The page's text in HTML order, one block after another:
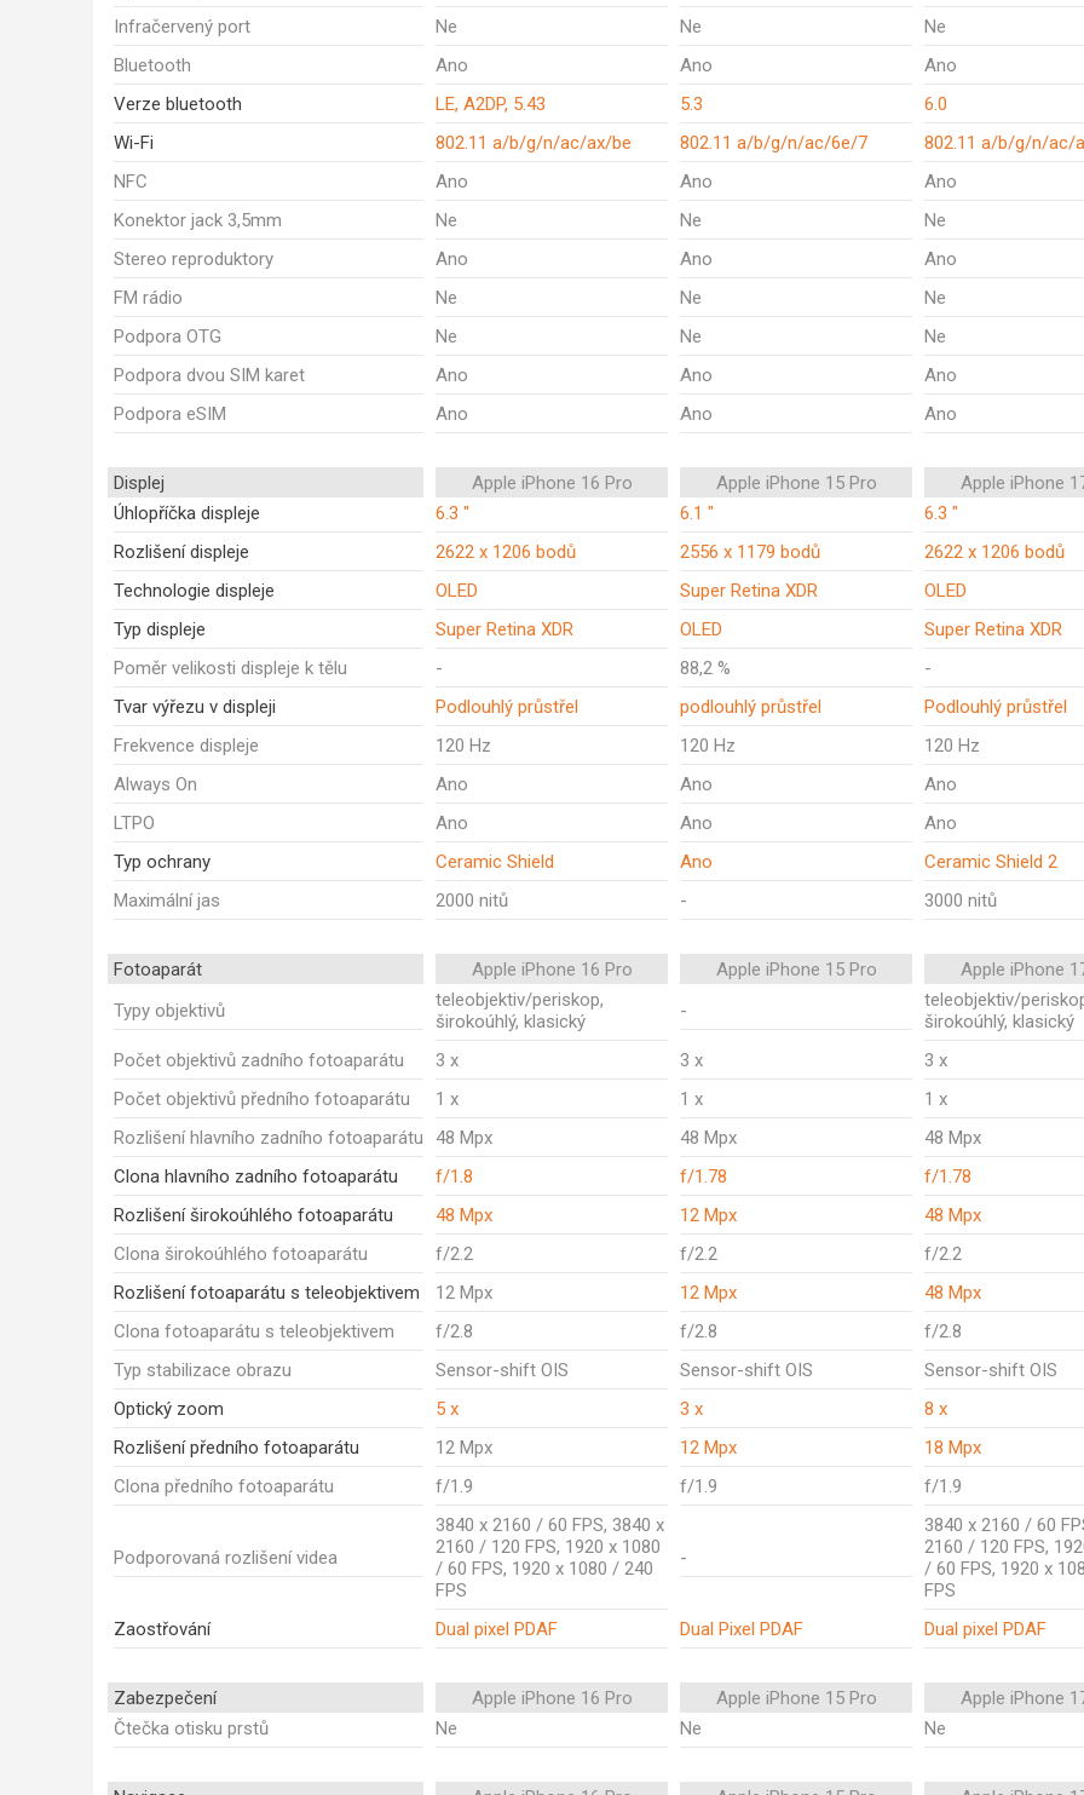
Infračervený port
Ne Ne
Ne
Bluetooth
Ano Ano
Ano
Verze bluetooth
LE, A2DP, 5.43 5.3
6.0
Wi-Fi
802.11 a/b/g/n/ac/ax/be 802.11 a/b/g/n/ac/6e/7
802.11 a/b/g/n/ac/
NFC
Ano Ano
Ano
Konektor jack 3,5mm
Ne Ne
Ne
Stereo reproduktory
Ano Ano
Ano
FM rádio
Ne Ne
Ne
Podpora OTG
Ne Ne
Ne
Podpora dvou SIM karet
Ano Ano
Ano
Podpora eSIM
Ano Ano Ano
Displej Apple iPhone 16 Pro Apple iPhone 15 Pro
Apple iPhone
Úhlopříčka displeje
6.3 " 6.1 "
6.3 "
Rozlišení displeje
2622 x 1206 bodů 2556 x 1179 bodů
2622 x 1206 bodů
Technologie displeje
OLED Super Retina XDR
OLED
Typ displeje
Super Retina XDR OLED
Super Retina XDR
Poměr velikosti displeje k tělu
- 88,2 %
-
Tvar výřezu v displeji
Podlouhlý průstřel podlouhlý průstřel
Podlouhlý průstřel
Frekvence displeje
120 Hz 120 Hz
120 Hz
Always On
Ano Ano
Ano
LTPO
Ano Ano
Ano
Typ ochrany
Ceramic Shield Ano
Ceramic Shield 2
Maximální jas
2000 nitů - 3000 nitů
Fotoaparát Apple iPhone 16 Pro Apple iPhone 15 Pro
Apple iPhone
Typy objektivů
teleobjektiv/periskop,
širokoúhlý, klasický
-
teleobjektiv/
širokoúhlý, klasický
Počet objektivů zadního fotoaparátu
3 x 3 x
3 x
Počet objektivů předního fotoaparátu
1 x 1 x
1 x
Rozlišení hlavního zadního fotoaparátu
48 Mpx 48 Mpx
48 Mpx
Clona hlavního zadního fotoaparátu
f/1.8 f/1.78
f/1.78
Rozlišení širokoúhlého fotoaparátu
48 Mpx 12 Mpx
48 Mpx
Clona širokoúhlého fotoaparátu
f/2.2 f/2.2
f/2.2
Rozlišení fotoaparátu s teleobjektivem
12 Mpx 12 Mpx
48 Mpx
Clona fotoaparátu s teleobjektivem
f/2.8 f/2.8
f/2.8
Typ stabilizace obrazu
Sensor-shift OIS Sensor-shift OIS
Sensor-shift OIS
Optický zoom
5 x 3 x
8 x
Rozlišení předního fotoaparátu
12 Mpx 12 Mpx
18 Mpx
Clona předního fotoaparátu
f/1.9 f/1.9 f/1.9
Podporovaná rozlišení videa
3840 x 2160 / 60 FPS, 3840 x
2160 / 120 FPS, 1920 x 1080
/ 60 FPS, 1920 x 1080 / 240
FPS
-
3840 x 2160 / 60
2160 / 120 FPS,
/ 60 FPS, 1920 x
FPS
Zaostřování
Dual pixel PDAF Dual Pixel PDAF Dual pixel PDAF
Zabezpečení Apple iPhone 16 Pro Apple iPhone 15 Pro
Apple iPhone
Čtečka otisku prstů
Ne Ne Ne